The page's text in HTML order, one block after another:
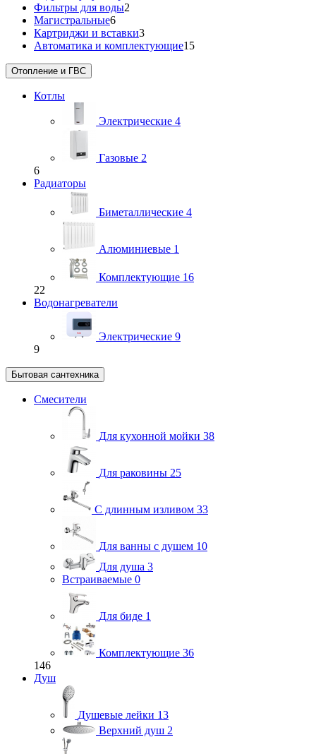
Фильтры для воды2
Магистральные6
Картриджи и вставки3
Автоматика и комплектующие15
Отопление и ГВС
Котлы
Электрические 4
Газовые 2
6
Радиаторы
Биметаллические 4
Алюминиевые 1
Комплектующие 16
22
Водонагреватели
Электрические 9
9
Бытовая сантехника
Смесители
Для кухонной мойки 38
Для раковины 25
С длинным изливом 33
Для ванны с душем 10
Для душа 3
Встраиваемые 0
Для биде 1
Комплектующие 36
146
Душ
Душевые лейки 13
Верхний душ 2